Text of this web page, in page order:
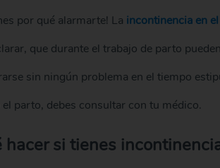
por qué alarmarte! La incontinencia en
que durante el trabajo de parto
sin ningún problema en el tiempo
el parto, debes consultar con tu médico.
hacer si tienes